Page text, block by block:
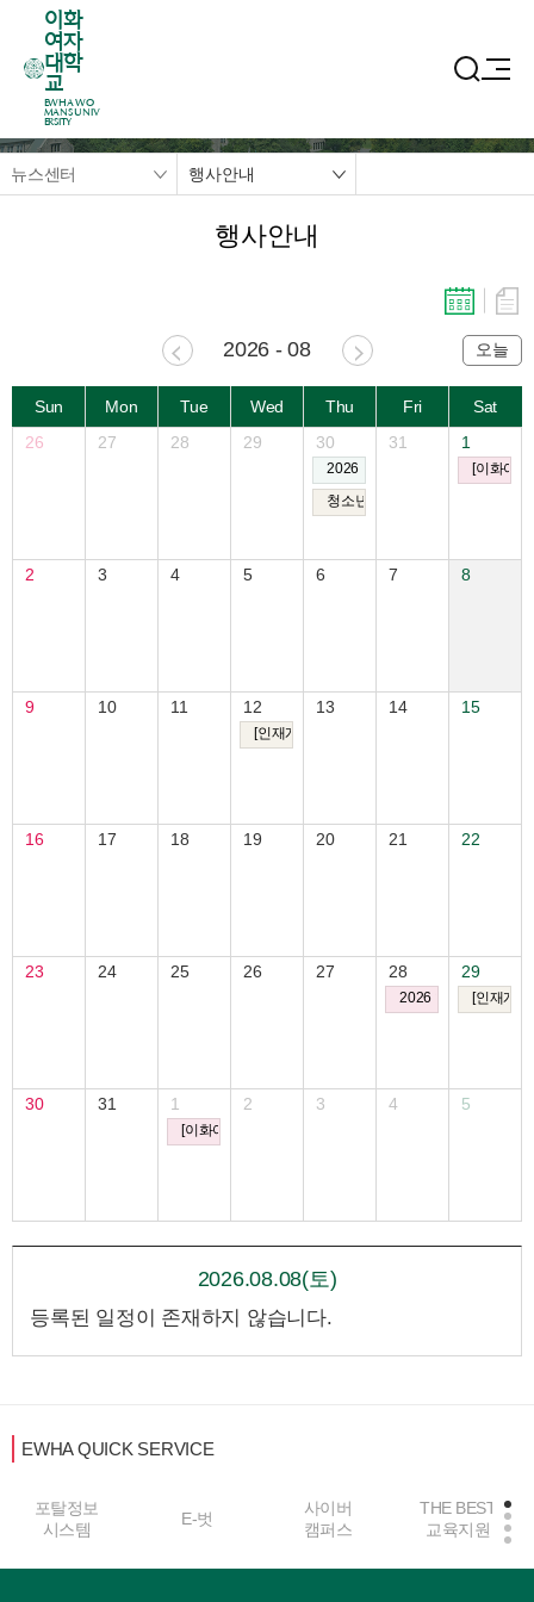
이화
여자
대학
교
EWHA WO
MANS UNIV
ERSITY
뉴스센터 행사안내
행사안내
오늘
2026 - 08
Sun Mon Tue Wed Thu Fri
Sat
26
27 28 29 30 31 1
2026 이화과학페스티벌[이화여
청소년과 일반인을 위한 이화여
2 3 4 5 6 7 8
9 10 11 12 13 14 15
[인재개발원] 취트키 밋업: 금융감독원 선배
16 17 18 19 20 21 22
23 24 25 26 27 28 29
2026 한국여성연구
[인재개
30 31 1 2 3 4 5
[이화여자대학교 한국여성연구원] 제7회 이화-현우 여성
2026.08.08(토)
등록된 일정이 존재하지 않습니다.
EWHA QUICK SERVICE
포탈정보
시스템
E-벗
사이버
캠퍼스
THE BEST
교육지원